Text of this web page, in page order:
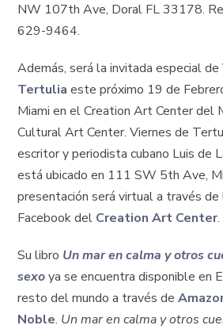
NW 107th Ave, Doral FL 33178.
629-9464.
Además, será la invitada especial de
Tertulia este próximo 19 de
Miami en el Creation Art Center del
Cultural Art Center. Viernes de
escritor y periodista cubano Luis de
está ubicado en 111 SW 5th Ave,
presentación será virtual a través de
Facebook del Creation Art Center.
Su libro Un mar en calma y otros
sexoya se encuentra disponible en
resto del mundo a través de
Noble. Un mar en calma y otros